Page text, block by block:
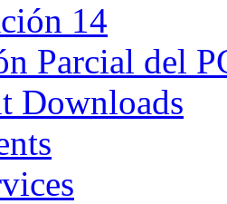
14
Parcial del
Downloads